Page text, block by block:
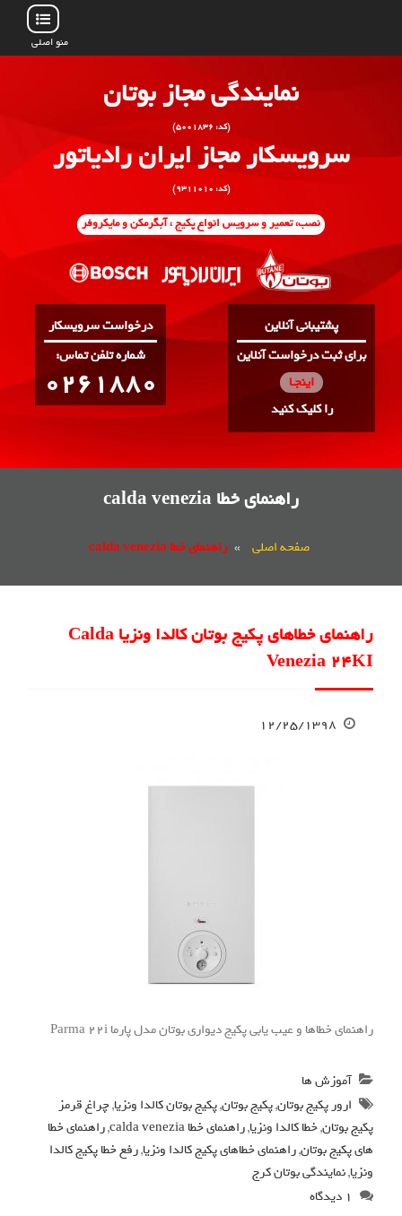
منو اصلی
نمایندگی مجاز بوتان
(کد: ۵۰۰۱۸۳۶)
سرویسکار مجاز ایران رادیاتور
(کد: ۹۳۱۱۰۱۰)
نصب، تعمیر و سرویس انواع پکیج ، آبگرمکن و مایکروفر
پشتیبانی آنلاین
برای ثبت درخواست آنلاین
اینجـا
را کلیک کنید
درخواست سرویسکار
:شماره تلفن تماس
0261880
راهنمای خطا calda venezia
صفحه اصلی » راهنمای خطا calda venezia
راهنمای خطاهای پکیج بوتان کالدا ونزیا Calda
Venezia 24KI
۱۲/۲۵/۱۳۹۸
راهنمای خطاها و عیب یابی پکیج دیواری بوتان مدل پارما Parma 22i
آموزش ها
ارور پکیج بوتان,پکیج بوتان,پکیج بوتان کالدا ونزیا,چراغ قرمز
پکیج بوتان,خطا کالدا ونزیا,راهنمای خطا calda venezia ,راهنمای خطا
های پکیج بوتان,راهنمای خطاهای پکیج کالدا ونزیا,رفع خطا پکیج کالدا
ونزیا,نمایندگی بوتان کرج
۱ دیدگاه